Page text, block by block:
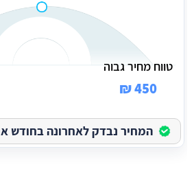
טווח מחיר גבוה
450 ₪
המחיר נבדק לאחרונה בחודש